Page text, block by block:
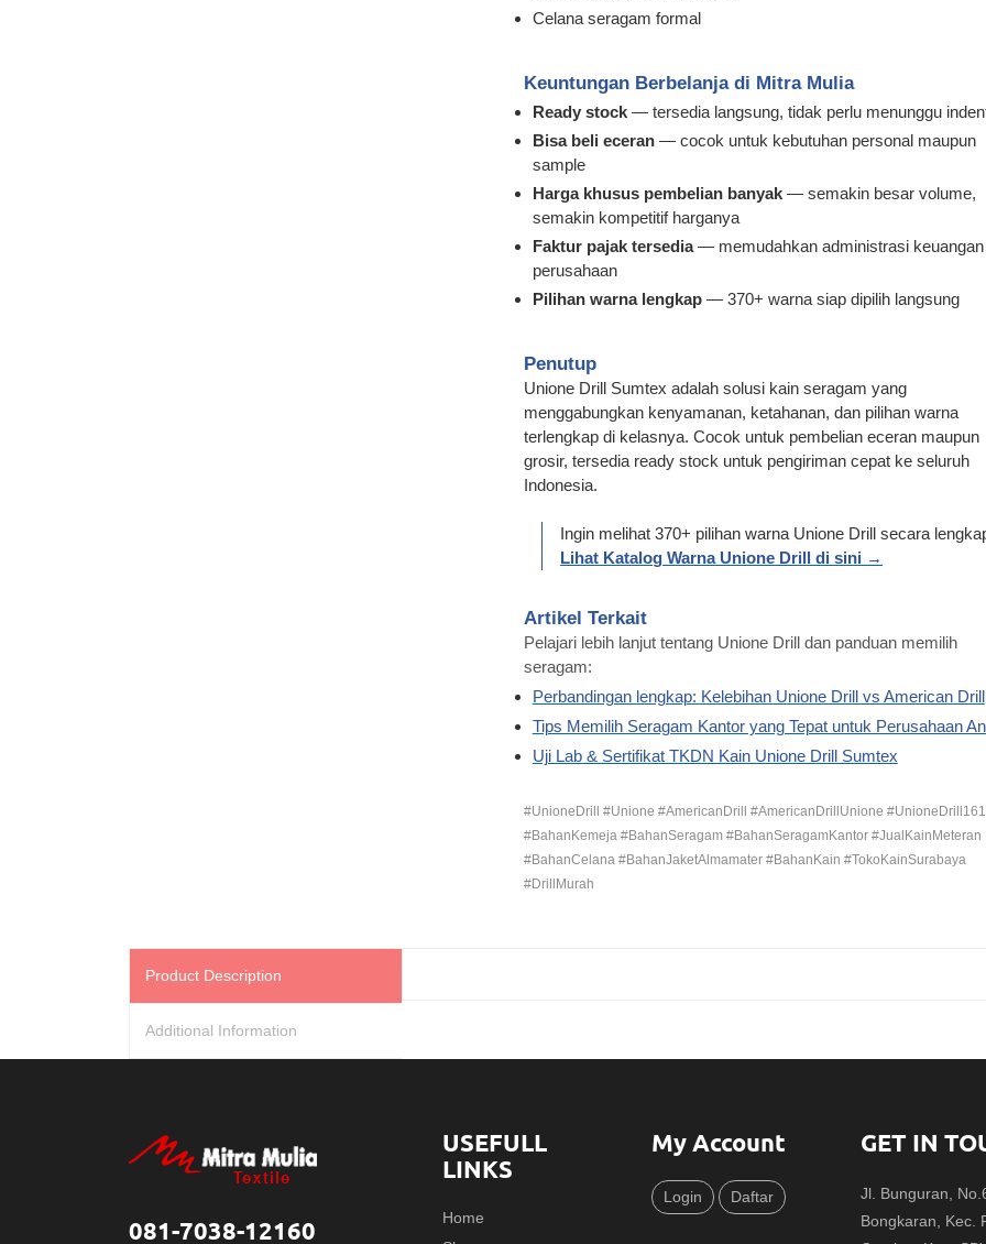
Celana seragam formal
Keuntungan Berbelanja di Mitra Mulia
Ready stock— tersedia langsung, tidak perlu menunggu
Bisa beli eceran— cocok untuk kebutuhan personal maupun
sample
Harga khusus pembelian banyak— semakin besar volume,
semakin kompetitif harganya
Faktur pajak tersedia— memudahkan administrasi keuangan
perusahaan
Pilihan warna lengkap— 370+ warna siap dipilih langsung
Penutup
Unione Drill Sumtex adalah solusi kain seragam yang
menggabungkan kenyamanan, ketahanan, dan pilihan warna
terlengkap di kelasnya. Cocok untuk pembelian eceran maupun
grosir, tersedia ready stock untuk pengiriman cepat ke seluruh
Indonesia.
Ingin melihat 370+ pilihan warna Unione Drill secara
Lihat Katalog Warna Unione Drill di sini →
Artikel Terkait
Pelajari lebih lanjut tentang Unione Drill dan panduan memilih
seragam:
Perbandingan lengkap: Kelebihan Unione Drill vs American Drill
Tips Memilih Seragam Kantor yang Tepat untuk Perusahaan
Uji Lab & Sertifikat TKDN Kain Unione Drill Sumtex
#UnioneDrill #Unione #AmericanDrill #AmericanDrillUnione
#BahanKemeja #BahanSeragam #BahanSeragamKantor #JualKainMeteran
#BahanCelana #BahanJaketAlmamater #BahanKain #TokoKainSurabaya
#DrillMurah
Product Description
Additional Information
081-7038-12160
USEFULL
LINKS
Home
My Account
Login Daftar
GET IN
Jl. Bunguran,
Bongkaran, Kec.